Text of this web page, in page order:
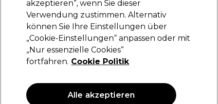
Panasonic Haarschneidemaschine ER-GP 65
0
209,95 €
akzeptieren“, wenn Sie dieser
Verwendung zustimmen. Alternativ
können Sie Ihre Einstellungen über
„Cookie-Einstellungen“ anpassen oder mit
„Nur essenzielle Cookies“
fortfahren. Cookie Politik
Alle akzeptieren